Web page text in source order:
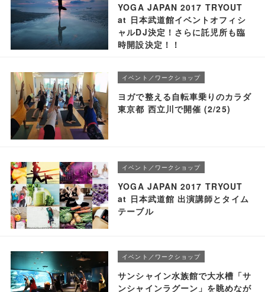
YOGA JAPAN 2017 TRYOUT
at 日本武道館イベントオフィシ
ャルDJ決定！さらに託児所も臨
時開設決定！！
イベント／ワークショップ
ヨガで整える自転車乗りのカラダ
東京都 西立川で開催 (2/25)
イベント／ワークショップ
YOGA JAPAN 2017 TRYOUT
at 日本武道館 出演講師とタイム
テーブル
イベント／ワークショップ
サンシャイン水族館で大水槽「サ
ンシャインラグーン」を眺めなが